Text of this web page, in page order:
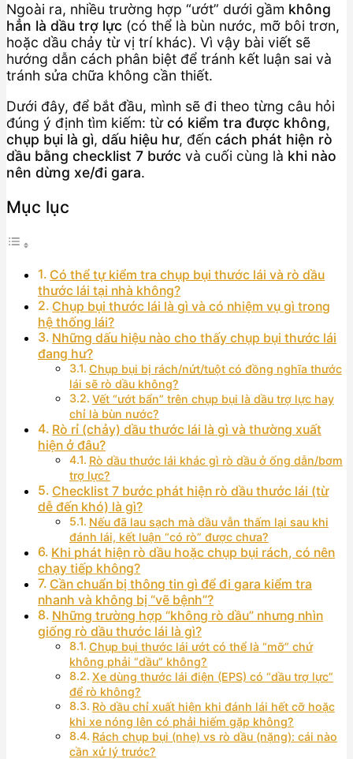
Ngoài ra, nhiều trường hợp “ướt” dưới gầm không
hẳn là dầu trợ lực (có thể là bùn nước, mỡ bôi trơn,
hoặc dầu chảy từ vị trí khác). Vì vậy bài viết sẽ
hướng dẫn cách phân biệt để tránh kết luận sai và
tránh sửa chữa không cần thiết.
Dưới đây, để bắt đầu, mình sẽ đi theo từng câu hỏi
đúng ý định tìm kiếm: từcó kiểm tra được không,
chụp bụi là gì, dấu hiệu hư, đến cách phát hiện rò
dầu bằng checklist 7 bước và cuối cùng là khi nào
nên dừng xe/đi gara.
Mục lục
Có thể tự kiểm tra chụp bụi thước lái và rò dầu
thước lái tại nhà không?
Chụp bụi thước lái là gì và có nhiệm vụ gì trong
hệ thống lái?
Những dấu hiệu nào cho thấy chụp bụi thước lái
đang hư?
Chụp bụi bị rách/nứt/tuột có đồng nghĩa thước
lái sẽ rò dầu không?
Vết “ướt bẩn” trên chụp bụi là dầu trợ lực hay
chỉ là bùn nước?
Rò rỉ (chảy) dầu thước lái là gì và thường xuất
hiện ở đâu?
Rò dầu thước lái khác gì rò dầu ở ống dẫn/bơm
trợ lực?
Checklist 7 bước phát hiện rò dầu thước lái (từ
dễ đến khó) là gì?
Nếu đã lau sạch mà dầu vẫn thấm lại sau khi
đánh lái, kết luận “có rò” được chưa?
Khi phát hiện rò dầu hoặc chụp bụi rách, có nên
chạy tiếp không?
Cần chuẩn bị thông tin gì để đi gara kiểm tra
nhanh và không bị “vẽ bệnh”?
Những trường hợp “không rò dầu” nhưng nhìn
giống rò dầu thước lái là gì?
Chụp bụi thước lái ướt có thể là “mỡ” chứ
không phải “dầu” không?
Xe dùng thước lái điện (EPS) có “dầu trợ lực”
để rò không?
Rò dầu chỉ xuất hiện khi đánh lái hết cỡ hoặc
khi xe nóng lên có phải hiếm gặp không?
Rách chụp bụi (nhẹ) vs rò dầu (nặng): cái nào
cần xử lý trước?